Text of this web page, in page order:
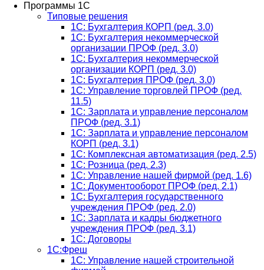
Программы 1С
Типовые решения
1C: Бухгалтерия КОРП (ред. 3.0)
1С: Бухгалтерия некоммерческой
организации ПРОФ (ред. 3.0)
1С: Бухгалтерия некоммерческой
организации КОРП (ред. 3.0)
1C: Бухгалтерия ПРОФ (ред. 3.0)
1C: Управление торговлей ПРОФ (ред.
11.5)
1C: Зарплата и управление персоналом
ПРОФ (ред. 3.1)
1C: Зарплата и управление персоналом
КОРП (ред. 3.1)
1C: Комплексная автоматизация (ред. 2.5)
1С: Розница (ред. 2.3)
1С: Управление нашей фирмой (ред. 1.6)
1С: Документооборот ПРОФ (ред. 2.1)
1C: Бухгалтерия государственного
учреждения ПРОФ (ред. 2.0)
1C: Зарплата и кадры бюджетного
учреждения ПРОФ (ред. 3.1)
1С: Договоры
1С:Фреш
1С: Управление нашей строительной